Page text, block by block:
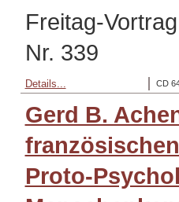
Freitag-
Nr. 339
CD
Details...
Gerd B.
Proto-